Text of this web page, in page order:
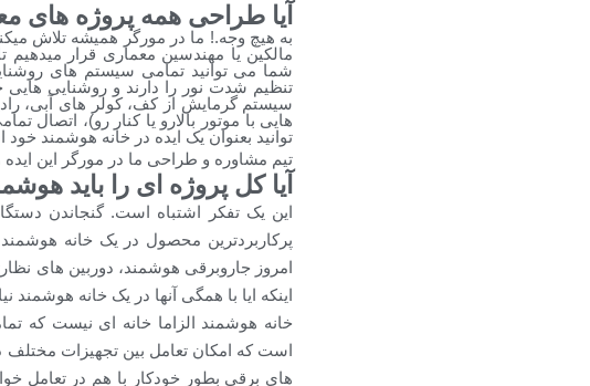
آیا طراحی همه پروژه
به هیچ وجه.! ما در مورگر همیشه تلاش
تنظیم شدت نور را دارند و روشنایی
هایی با موتور بالارو یا کنار رو)، اتصال
توانید بعنوان یک ایده در خانه هوشمند خود
تیم مشاوره و طراحی ما در مورگر این
آیا کل پروژه ای را باید
این یک تفکر اشتباه است. گنجاندن
پرکاربردترین محصول در یک خانه
امروز جاروبرقی هوشمند، دوربین های
اینکه ایا با همگی آنها در یک خانه هوشمند
خانه هوشمند الزاما خانه ای نیست که
های برقی بطور خودکار با هم در تعامل